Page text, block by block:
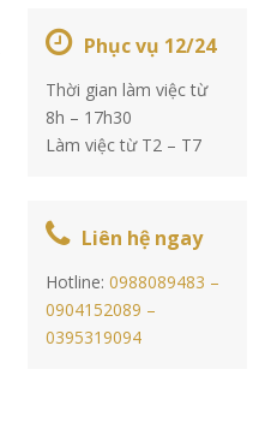
Phục vụ 12/24
Thời gian làm việc từ
8h – 17h30
Làm việc từ T2 – T7
Liên hệ ngay
Hotline:0988089483 –
0904152089 –
0395319094